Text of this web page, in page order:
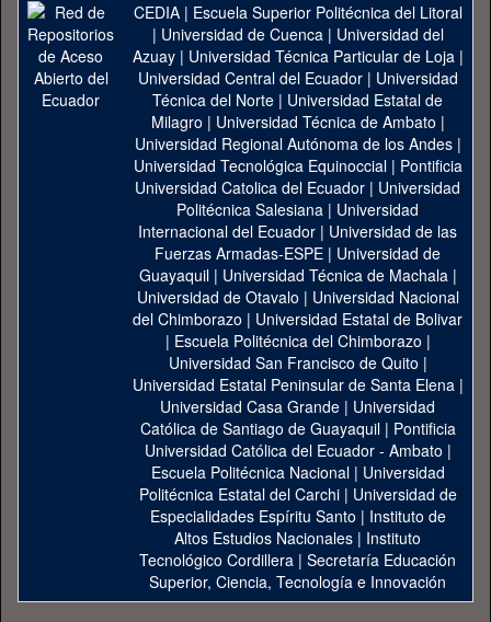
CEDIA| Escuela Superior Politécnica del Litoral
| Universidad de Cuenca| Universidad del
Azuay| Universidad Técnica Particular de Loja|
Universidad Central del Ecuador| Universidad
Técnica del Norte | Universidad Estatal de
Milagro | Universidad Técnica de Ambato |
Universidad Regional Autónoma de los Andes|
Universidad Tecnológica Equinoccial| Pontificia
Universidad Catolica del Ecuador | Universidad
Politécnica Salesiana | Universidad
Internacional del Ecuador | Universidad de las
Fuerzas Armadas-ESPE | Universidad de
Guayaquil| Universidad Técnica de Machala|
Universidad de Otavalo | Universidad Nacional
del Chimborazo | Universidad Estatal de Bolivar
| Escuela Politécnica del Chimborazo |
Universidad San Francisco de Quito |
Universidad Estatal Peninsular de Santa Elena|
Universidad Casa Grande | Universidad
Católica de Santiago de Guayaquil| Pontificia
Universidad Católica del Ecuador - Ambato |
Escuela Politécnica Nacional| Universidad
Politécnica Estatal del Carchi| Universidad de
Especialidades Espíritu Santo | Instituto de
Altos Estudios Nacionales | Instituto
Tecnológico Cordillera | Secretaría Educación
Superior, Ciencia, Tecnología e Innovación